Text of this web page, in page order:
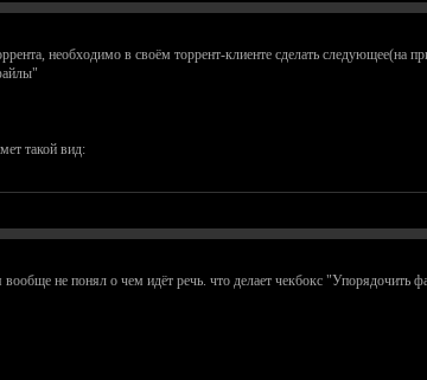
необходимо в своём торрент-клиенте сделать следующее(на
такой вид:
не понял о чем идёт речь. что делает чекбокс "Упорядочить